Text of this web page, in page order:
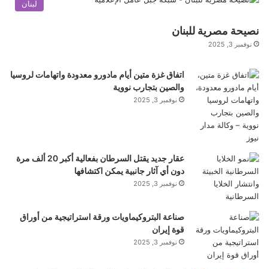
لبنان
نصيحة مصرية للبنان
نوفمبر 3, 2025
اتفاق غزة متين أيام مادورو معدودة واتهامات لروسيا
والصين بتجارب نووية
نوفمبر 3, 2025
عقار جديد يقتل السرطان بفعالية أكبر 20 ألف مرة
دون أي آثار جانبية يمكن اكتشافها
نوفمبر 3, 2025
صناعة البتروكيماويات ورقة استراتيجية من أوراق
قوة إيران
نوفمبر 3, 2025